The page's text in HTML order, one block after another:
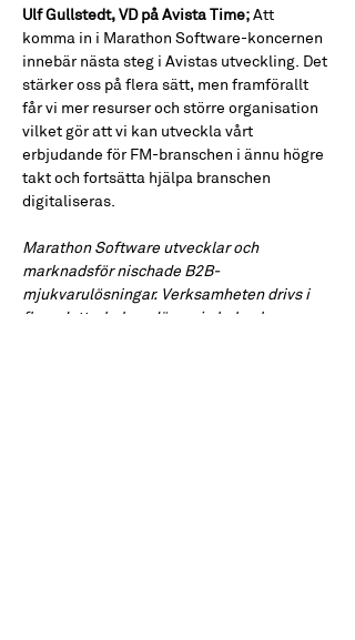
Ulf Gullstedt, VD på Avista Time; Att
komma in i Marathon Software-koncernen
innebär nästa steg i Avistas utveckling. Det
stärker oss på flera sätt, men framförallt
får vi mer resurser och större organisation
vilket gör att vi kan utveckla vårt
erbjudande för FM-branschen i ännu högre
takt och fortsätta hjälpa branschen
digitaliseras.
Marathon Software utvecklar och
marknadsför nischade B2B-
mjukvarulösningar. Verksamheten drivs i
flera dotterbolag, där varje bolag har en